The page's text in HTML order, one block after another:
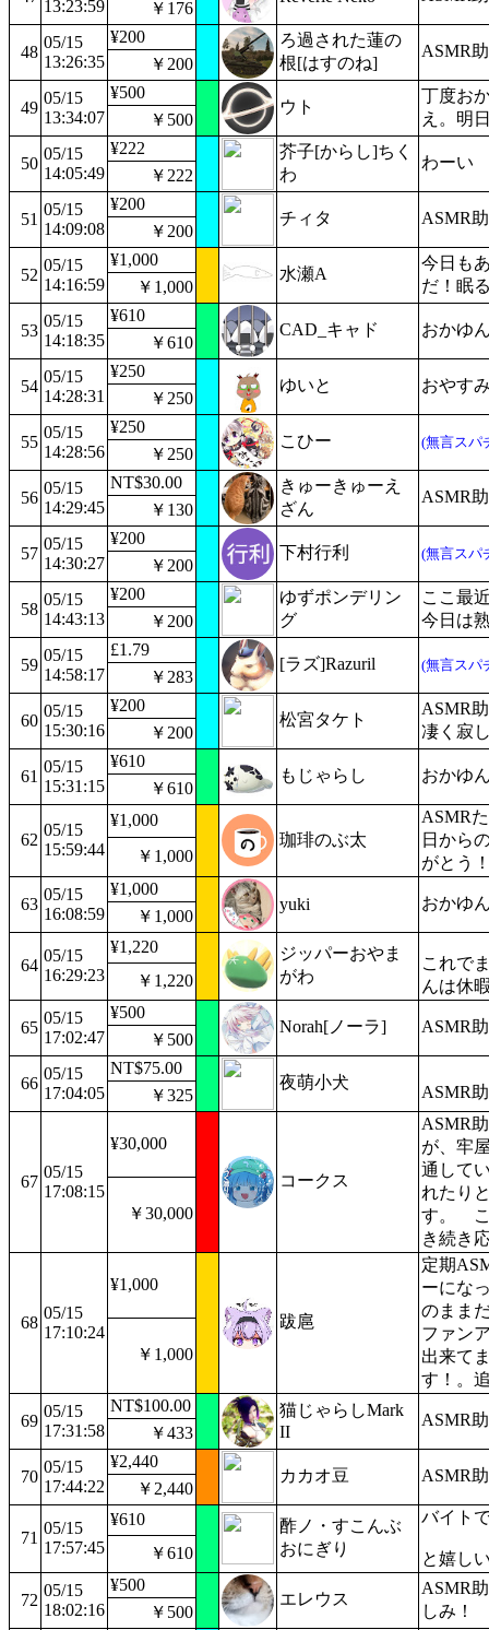
13:23:59 ￥176
48
05/15
13:26:35
¥200
ろ過された蓮の
根[はすのね]
ASMR
￥200
49
05/15
13:34:07
¥500
ウト
丁度お
え。明
￥500
50
05/15
14:05:49
¥222
芥子[からし]ちく
わ
わーい
￥222
51
05/15
14:09:08
¥200
チィタ ASMR
￥200
52
05/15
14:16:59
¥1,000
水瀬A
今日も
だ！眠
￥1,000
53
05/15
14:18:35
¥610
CAD_キャド おかゆ
￥610
54
05/15
14:28:31
¥250
ゆいと おやす
￥250
55
05/15
14:28:56
¥250
こひー (無言スパ
￥250
56
05/15
14:29:45
NT$30.00
きゅーきゅーえ
ざん
ASMR
￥130
57
05/15
14:30:27
¥200
下村行利 (無言スパ
￥200
58
05/15
14:43:13
¥200
ゆずポンデリン
グ
ここ最
今日は
￥200
59
05/15
14:58:17
£1.79
[ラズ]Razuril (無言スパ
￥283
60
05/15
15:30:16
¥200
松宮タケト
ASMR
凄く寂
￥200
61
05/15
15:31:15
¥610
もじゃらし おかゆ
￥610
62
05/15
15:59:44
¥1,000
珈琲のぶ太
ASMR
日から
がとう
￥1,000
63
05/15
16:08:59
¥1,000
yuki
おかゆ
￥1,000
64
05/15
16:29:23
¥1,220
ジッパーおやま
がわ
これで
んは休
￥1,220
65
05/15
17:02:47
¥500
Norah[ノーラ] ASMR
￥500
66
05/15
17:04:05
NT$75.00
夜萌小犬
ASMR
￥325
67
05/15
17:08:15
¥30,000
コークス
ASMR
が、牢
通して
れたり
す。 こ
き続き
￥30,000
68
05/15
17:10:24
¥1,000
跋扈
定期
ーにな
のまま
ファン
出来て
す！。
￥1,000
69
05/15
17:31:58
NT$100.00
猫じゃらしMark
II
ASMR
￥433
70
05/15
17:44:22
¥2,440
カカオ豆 ASMR
￥2,440
71
05/15
17:57:45
¥610
酢ノ・すこんぶ
おにぎり
バイト
と嬉し
￥610
72
05/15
18:02:16
¥500
エレウス
ASMR
しみ！
￥500